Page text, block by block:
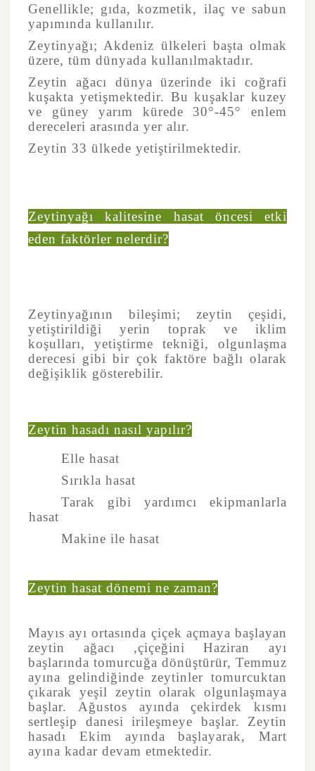
Genellikle; gıda, kozmetik, ilaç ve sabun
yapımında kullanılır.
Zeytinyağı; Akdeniz ülkeleri başta olmak
üzere, tüm dünyada kullanılmaktadır.
Zeytin ağacı dünya üzerinde iki coğrafi
kuşakta yetişmektedir. Bu kuşaklar kuzey
ve güney yarım kürede 30°-45° enlem
dereceleri arasında yer alır.
Zeytin 33 ülkede yetiştirilmektedir.
Zeytinyağı kalitesine hasat öncesi etki
eden faktörler nelerdir?
Zeytinyağının bileşimi; zeytin çeşidi,
yetiştirildiği yerin toprak ve iklim
koşulları, yetiştirme tekniği, olgunlaşma
derecesi gibi bir çok faktöre bağlı olarak
değişiklik gösterebilir.
Zeytin hasadı nasıl yapılır?
Elle hasat
Sırıkla hasat
Tarak gibi yardımcı ekipmanlarla
hasat
Makine ile hasat
Zeytin hasat dönemi ne zaman?
Mayıs ayı ortasında çiçek açmaya başlayan
zeytin ağacı ,çiçeğini Haziran ayı
başlarında tomurcuğa dönüştürür, Temmuz
ayına gelindiğinde zeytinler tomurcuktan
çıkarak yeşil zeytin olarak olgunlaşmaya
başlar. Ağustos ayında çekirdek kısmı
sertleşip danesi irileşmeye başlar. Zeytin
hasadı Ekim ayında başlayarak, Mart
ayına kadar devam etmektedir.